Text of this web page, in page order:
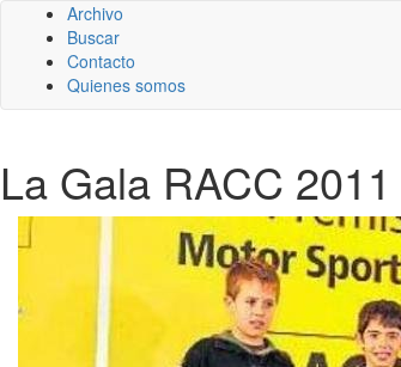
Archivo
Buscar
Contacto
Quienes somos
La Gala RACC